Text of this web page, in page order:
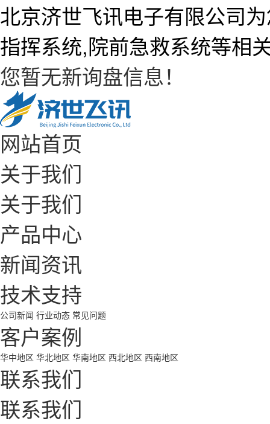
北京济世飞讯电子有限公司
指挥系统,院前急救系统等相
您暂无新询盘信息！
网站首页
关于我们
关于我们
产品中心
新闻资讯
技术支持
公司新闻 行业动态 常见问题
客户案例
华中地区 华北地区 华南地区 西北地区 西南地区
联系我们
联系我们